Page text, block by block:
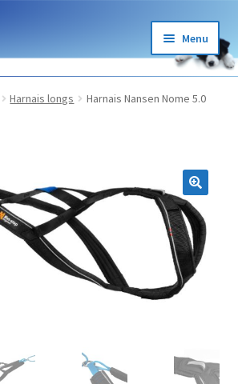
Menu
BOUTIQUE
LOISIRS
SPORTS
BLOG ET PARTENAIRES
Harnais longs
Harnais Nansen Nome 5.0